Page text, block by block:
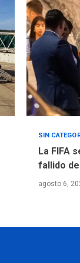
SIN
La FIFA
fallido
agosto 6,